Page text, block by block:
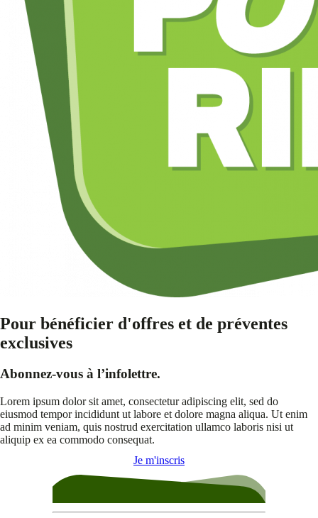
Pour bénéficier d'offres et de préventes
exclusives
Abonnez-vous à l’infolettre.
Lorem ipsum dolor sit amet, consectetur adipiscing elit, sed do
eiusmod tempor incididunt ut labore et dolore magna aliqua. Ut enim
ad minim veniam, quis nostrud exercitation ullamco laboris nisi ut
aliquip ex ea commodo consequat.
Je m'inscris